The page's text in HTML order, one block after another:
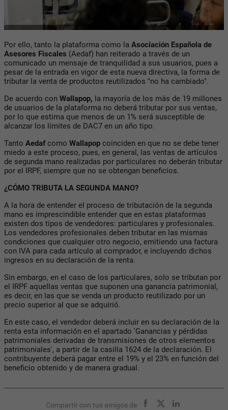
Por ello, tanto la plataforma como la Asociación Española de
Asesores Fiscales (Aedaf) han reiterado a través de un
comunicado un mensaje de tranquilidad a sus usuarios, pues a
pesar de la entrada en vigor de esta nueva directiva, la forma de
tributar la venta de productos reutilizados "no ha cambiado".
De acuerdo con Wallapop, la mayoría de los más de 19 millones
de usuarios de la plataforma no deberá tributar por sus ventas,
por lo que estima que menos de un 1% será susceptible de
alcanzar los límites de DAC7 en un año tipo.
Tanto Aedafcomo Wallapop coinciden en que no se debe tener
miedo a este proceso, pues, en general, las ventas de artículos
de segunda mano realizadas por particulares no deberán tributar
por el IRPF, siempre que no se obtengan beneficios.
¿CÓMO TRIBUTA LA SEGUNDA MANO?
A la hora de entender el proceso de tributación de la segunda
mano es imprescindible entender que en estas plataformas
existen dos tipos de vendedores: particulares y profesionales.
Los vendedores profesionales deben tributar en las mismas
condiciones que cualquier otro negocio, emitiendo una factura
con IVA para cada artículo al comprador, e incluyendo dichos
ingresos en su declaración de la renta.
Sin embargo, en el caso de los particulares, solo se tributan por
el IRPF aquellas ventas que suponen una ganancia patrimonial,
es decir, en las que se venda un producto reutilizado por un
precio superior al que se adquirió.
En este caso, el vendedor deberá incluir en su declaración de la
renta esta información en el apartado 'Ganancias y pérdidas
patrimoniales derivadas de transmisiones de otros elementos
patrimoniales', a partir de la casilla 1624 de la declaración. El
contribuyente deberá pagar entre el 19% y el 23% en función del
beneficio obtenido y de manera gradual.
Compartir con tus amigos de